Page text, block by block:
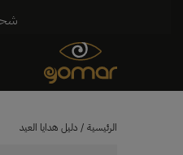
شحن
الرئيسية / دليل هدايا العيد